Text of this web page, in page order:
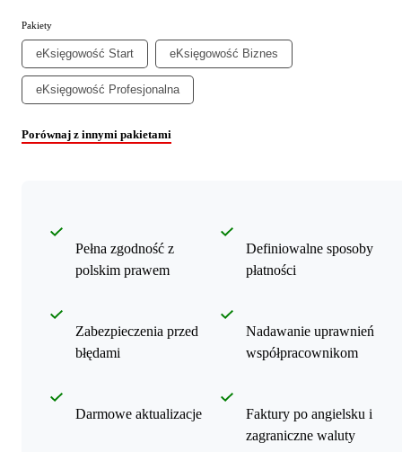
Pakiety
eKsięgowość Start eKsięgowość Biznes
eKsięgowość Profesjonalna
Porównaj z innymi pakietami
Pełna zgodność z
polskim prawem
Zabezpieczenia przed
błędami
Darmowe aktualizacje
Definiowalne sposoby
płatności
Nadawanie uprawnień
współpracownikom
Faktury po angielsku i
zagraniczne waluty